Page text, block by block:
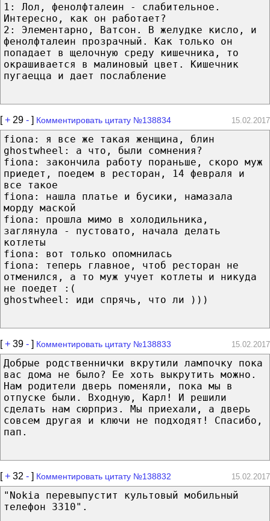
1: Лол, фенолфталеин - слабительное.
Интересно, как он работает?
2: Элементарно, Ватсон. В желудке кисло, и
фенолфталеин прозрачный. Как только он
попадает в щелочную среду кишечника, то
окрашивается в малиновый цвет. Кишечник
пугаецца и дает послабление
[+ 29 - ] Комментировать цитату №138834 15.02.2017
fiona: я все же такая женщина, блин
ghostwheel: а что, были сомнения?
fiona: закончила работу пораньше, скоро муж
приедет, поедем в ресторан, 14 февраля и
все такое
fiona: нашла платье и бусики, намазала
морду маской
fiona: прошла мимо в холодильника,
заглянула - пустовато, начала делать
котлеты
fiona: вот только опомнилась
fiona: теперь главное, чтоб ресторан не
отменился, а то муж учует котлеты и никуда
не поедет :(
ghostwheel: иди спрячь, что ли )))
[+ 39 - ] Комментировать цитату №138833 15.02.2017
Добрые родственнички вкрутили лампочку пока
вас дома не было? Ее хоть выкрутить можно.
Нам родители дверь поменяли, пока мы в
отпуске были. Входную, Карл! И решили
сделать нам сюрприз. Мы приехали, а дверь
совсем другая и ключи не подходят! Спасибо,
пап.
[+ 32 - ] Комментировать цитату №138832 15.02.2017
"Nokia перевыпустит культовый мобильный
телефон 3310".